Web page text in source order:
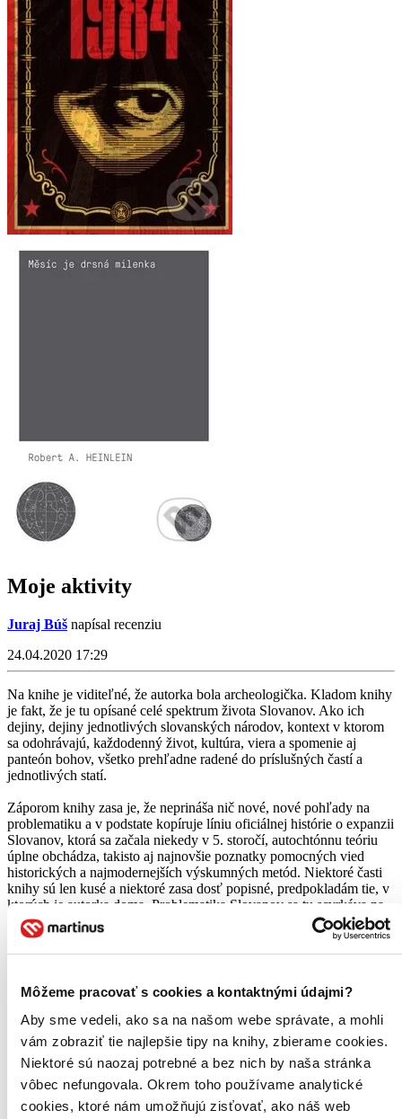
Môžeme pracovať s cookies a kontaktnými údajmi?
Aby sme vedeli, ako sa na našom webe správate, a mohli
vám zobraziť tie najlepšie tipy na knihy, zbierame cookies.
Niektoré sú naozaj potrebné a bez nich by naša stránka
vôbec nefungovala. Okrem toho používame analytické
cookies, ktoré nám umožňujú zisťovať, ako náš web
Moje aktivity
Juraj Búš napísal recenziu
24.04.2020 17:29
Na knihe je viditeľné, že autorka bola archeologička. Kladom knihy
je fakt, že je tu opísané celé spektrum života Slovanov. Ako ich
dejiny, dejiny jednotlivých slovanských národov, kontext v ktorom
sa odohrávajú, každodenný život, kultúra, viera a spomenie aj
panteón bohov, všetko prehľadne radené do príslušných častí a
jednotlivých statí.
Záporom knihy zasa je, že neprináša nič nové, nové pohľady na
problematiku a v podstate kopíruje líniu oficiálnej histórie o expanzii
Slovanov, ktorá sa začala niekedy v 5. storočí, autochtónnu teóriu
úplne obchádza, takisto aj najnovšie poznatky pomocných vied
historických a najmodernejších výskumných metód. Niektoré časti
knihy sú len kusé a niektoré zasa dosť popisné, predpokladám tie, v
ktorých je autorka doma. Problematika Slovanov sa tu scvrkáva na
obdobie 5. - 12. storočia.
Ak by si sa chcel dozvedieť niečo o protoslovanoch (popritom
hlbšie do minulosti, budeš sa musieť poohliadnuť po inej publikácii.
Tak isto mytológiu tu má autorka opísanú poslabšie, túto oblasť však
už lepšie pokryli iní autori napr. M. Téra alebo Z. Váňa.
Ako celok hodnotím knihu kladne, hlavne v oblasti archeológie z
autorkou opísaného časového úseku. Knižka je vhodná ako vstup
do problematiky s tým, že si budeš musieť vybrať konkrétny
fragment z histórie, o ktorý máš záujem a dodatočne preštuduješ
ďalší materál, ktorý sa už v knihe nenachádza. Pre milovníka